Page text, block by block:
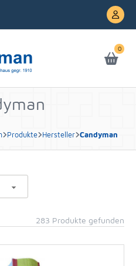
0
Produkte Hersteller Candyman
283 Produkte gefunden